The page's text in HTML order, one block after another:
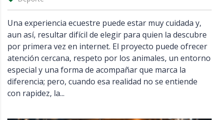
Una experiencia ecuestre puede estar muy cuidada y,
aun así, resultar difícil de elegir para quien la descubre
por primera vez en internet. El proyecto puede ofrecer
atención cercana, respeto por los animales, un entorno
especial y una forma de acompañar que marca la
diferencia; pero, cuando esa realidad no se entiende
con rapidez, la...